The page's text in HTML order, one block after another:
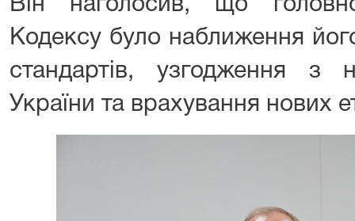
Він наголосив, що
Кодексу було наближення
стандартів, узгодження з
України та врахування нових